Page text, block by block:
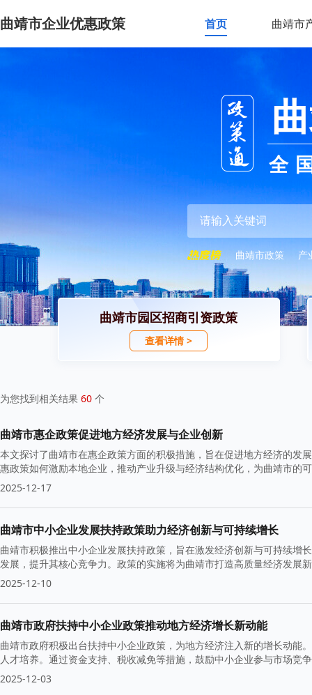
曲靖市企业优惠政策 首页 曲靖市
全
曲靖市政策 产
曲靖市园区招商引资政策
查看详情 >
为您找到相关结果 60 个
曲靖市惠企政策促进地方经济发展与企业创新
本文探讨了曲靖市在惠企政策方面的积极措施，旨在促进地方经济的发
惠政策如何激励本地企业，推动产业升级与经济结构优化，为曲靖市的
2025-12-17
曲靖市中小企业发展扶持政策助力经济创新与可持续增长
曲靖市积极推出中小企业发展扶持政策，旨在激发经济创新与可持续增
发展，提升其核心竞争力。政策的实施将为曲靖市打造高质量经济发展
2025-12-10
曲靖市政府扶持中小企业政策推动地方经济增长新动能
曲靖市政府积极出台扶持中小企业政策，为地方经济注入新的增长动能
人才培养。通过资金支持、税收减免等措施，鼓励中小企业参与市场竞
2025-12-03